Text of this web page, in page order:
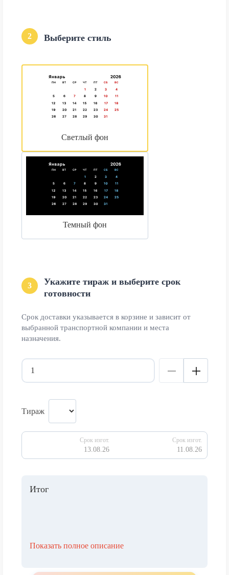
2 Выберите стиль
Светлый фон
Темный фон
3
Укажите тираж и выберите срок
готовности
Срок доставки указывается в корзине и зависит от
выбранной транспортной компании и места
назначения.
Тираж
Срок изгот.
13.08.26
Срок изгот.
11.08.26
Итог
Показать полное описание